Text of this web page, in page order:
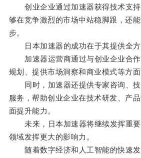
创业企业通过加速器获得技术支持
够在竞争激烈的市场中站稳脚跟，还
步。
日本加速器的成功在于其提供全方
加速器运营商通过与创业企业合作
规划、提供市场洞察和商业模式等方面
同时，加速器还提供专家咨询、技
服务，帮助创业企业在技术研发、产
面提升能力。
未来，日本加速器将继续发挥重要
领域发挥更大的影响力。
随着数字经济和人工智能的快速发